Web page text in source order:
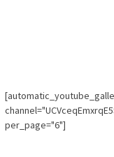
per_page="6"]